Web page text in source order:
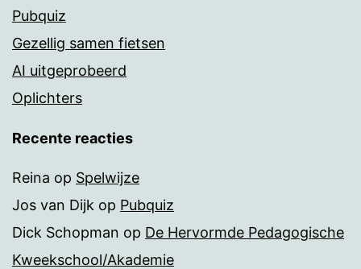
Pubquiz
Gezellig samen fietsen
AI uitgeprobeerd
Oplichters
Recente reacties
Reina op Spelwijze
Jos van Dijk op Pubquiz
Dick Schopman op De Hervormde Pedagogische
Kweekschool/Akademie